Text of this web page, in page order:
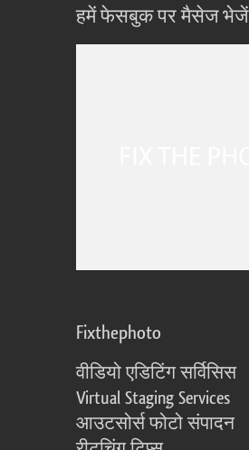
हमें फेसबुक पर मैसेज भेजें
Fixthephoto
वीडियो एडिटिंग सर्विसिस
Virtual Staging Services
आउटसोर्स फोटो संपादन